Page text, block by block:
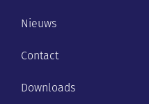
Nieuws
Contact
Downloads